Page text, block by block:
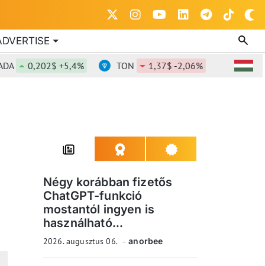
+5,4% TON 1,37$ -2,06%
Négy korábban fizetős
ChatGPT-funkció
mostantól ingyen is
használható...
2026. augusztus 06. anorbee